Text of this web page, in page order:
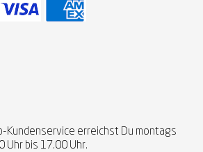
Kundenservice erreichst Du montags
Uhr bis 17.00 Uhr.